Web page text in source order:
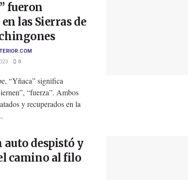
fueron
las Sierras de
0
“Yñaca” significa
“fuerza”. Ambos
y recuperados en la
auto despistó y
camino al filo